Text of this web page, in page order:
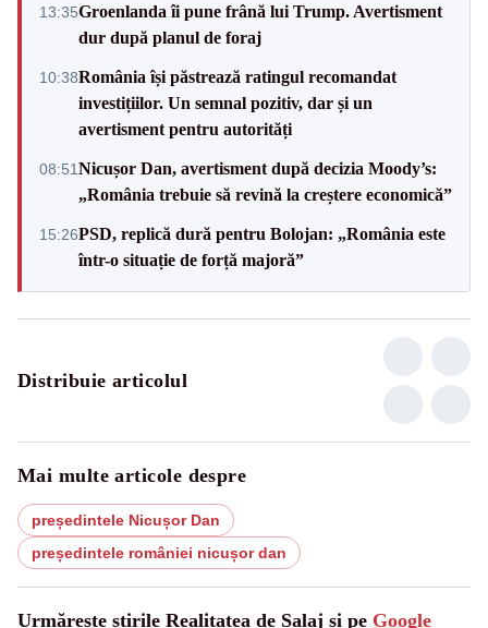
13:35Groenlanda îi pune frână lui Trump. Avertisment
dur după planul de foraj
10:38România își păstrează ratingul recomandat
investițiilor. Un semnal pozitiv, dar și un
avertisment pentru autorități
08:51Nicușor Dan, avertisment după decizia Moody’s:
„România trebuie să revină la creștere economică”
15:26PSD, replică dură pentru Bolojan: „România este
într-o situație de forță majoră”
Distribuie articolul
Mai multe articole despre
președintele Nicușor Dan
președintele româniei nicușor dan
Urmărește știrile Realitatea de Salaj și pe Google